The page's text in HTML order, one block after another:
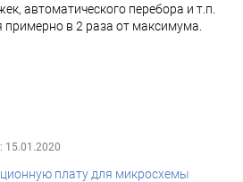
автоматического перебора и т.п.
примерно в 2 раза от максимума.
15.01.2020
плату для микросхемы